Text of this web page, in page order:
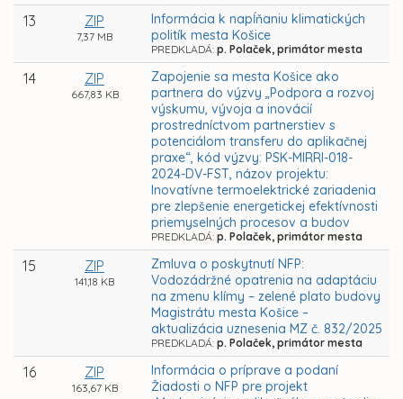
13 ZIP
7,37 MB
Informácia k napĺňaniu klimatických
politík mesta Košice
PREDKLADÁ: p. Polaček, primátor mesta
14 ZIP
667,83 KB
Zapojenie sa mesta Košice ako
partnera do výzvy „Podpora a rozvoj
výskumu, vývoja a inovácií
prostredníctvom partnerstiev s
potenciálom transferu do aplikačnej
praxe“, kód výzvy: PSK-MIRRI-018-
2024-DV-FST, názov projektu:
Inovatívne termoelektrické zariadenia
pre zlepšenie energetickej efektívnosti
priemyselných procesov a budov
PREDKLADÁ: p. Polaček, primátor mesta
15 ZIP
141,18 KB
Zmluva o poskytnutí NFP:
Vodozádržné opatrenia na adaptáciu
na zmenu klímy – zelené plato budovy
Magistrátu mesta Košice –
aktualizácia uznesenia MZ č. 832/2025
PREDKLADÁ: p. Polaček, primátor mesta
16 ZIP
163,67 KB
Informácia o príprave a podaní
Žiadosti o NFP pre projekt